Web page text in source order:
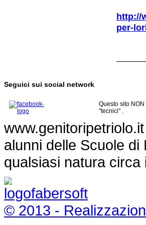
http://
per-
Seguici sui social network
Questo sito
"tecnici" .
alunni delle Scuole
qualsiasi natura
© 2013 -